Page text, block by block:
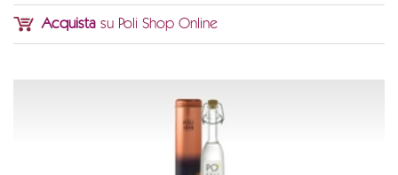
Acquista su Poli Shop Online